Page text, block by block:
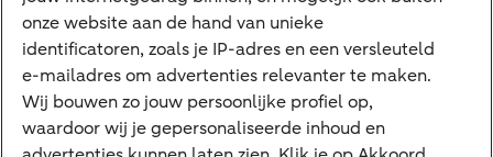
E.dentifier
Deposito
Uw situatie
Maatwerk in beleggen
onze website aan de hand van unieke
identificatoren, zoals je IP-adres en een versleuteld
e-mailadres om advertenties relevanter te maken.
Wij bouwen zo jouw persoonlijke profiel op,
waardoor wij je gepersonaliseerde inhoud en